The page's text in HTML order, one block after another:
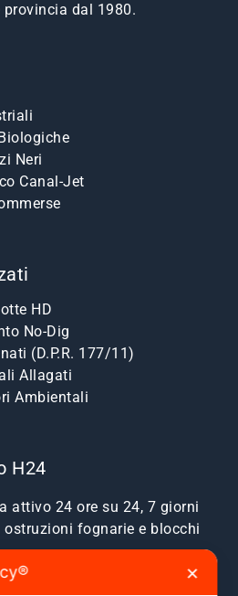
dal 1980.
Neri
Canal-Jet
HD
No-Dig
(D.P.R. 177/11)
Allagati
Ambientali
H24
attivo 24 ore su 24, 7 giorni
fognarie e blocchi
✕